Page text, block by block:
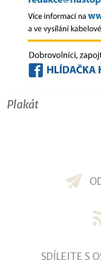
Plakát
SDÍLEJTE S